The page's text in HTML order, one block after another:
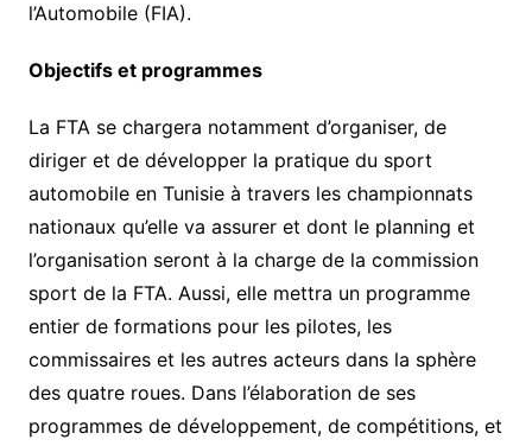
l’Automobile (FIA).
Objectifs et programmes
La FTA se chargera notamment d’organiser, de
diriger et de développer la pratique du sport
automobile en Tunisie à travers les championnats
nationaux qu’elle va assurer et dont le planning et
l’organisation seront à la charge de la commission
sport de la FTA. Aussi, elle mettra un programme
entier de formations pour les pilotes, les
commissaires et les autres acteurs dans la sphère
des quatre roues. Dans l’élaboration de ses
programmes de développement, de compétitions, et